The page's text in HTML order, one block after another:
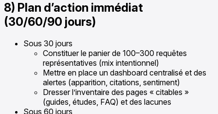
8) Plan d’action immédiat
(30/60/90 jours)
Sous 30 jours
Constituer le panier de 100–300 requêtes
représentatives (mix intentionnel)
Mettre en place un dashboard centralisé et des
alertes (apparition, citations, sentiment)
Dresser l’inventaire des pages « citables »
(guides, études, FAQ) et des lacunes
Sous 60 jours